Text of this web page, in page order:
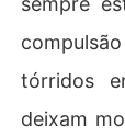
ão é só ao
O maior
tórridos
deixam